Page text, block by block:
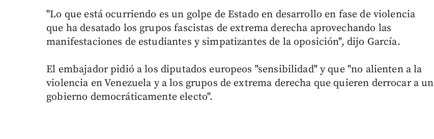
"Lo que está ocurriendo es un golpe de Estado en desarrollo en fase de violencia
que ha desatado los grupos fascistas de extrema derecha aprovechando las
manifestaciones de estudiantes y simpatizantes de la oposición", dijo García.
El embajador pidió a los diputados europeos "sensibilidad" y que "no alienten a la
violencia en Venezuela y a los grupos de extrema derecha que quieren derrocar a un
gobierno democráticamente electo".